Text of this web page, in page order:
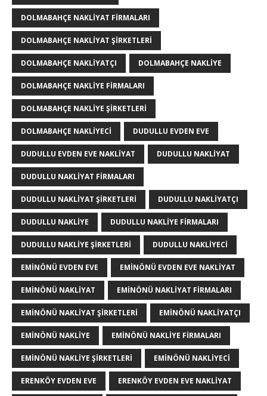
DOLMABAHÇE NAKLIYAT FIRMALARI
DOLMABAHÇE NAKLIYAT ŞIRKETLERI
DOLMABAHÇE NAKLIYATÇI DOLMABAHÇE NAKLIYE
DOLMABAHÇE NAKLIYE FIRMALARI
DOLMABAHÇE NAKLIYE ŞIRKETLERI
DOLMABAHÇE NAKLIYECI DUDULLU EVDEN EVE
DUDULLU EVDEN EVE NAKLIYAT DUDULLU NAKLIYAT
DUDULLU NAKLIYAT FIRMALARI
DUDULLU NAKLIYAT ŞIRKETLERI DUDULLU NAKLIYATÇI
DUDULLU NAKLIYE DUDULLU NAKLIYE FIRMALARI
DUDULLU NAKLIYE ŞIRKETLERI DUDULLU NAKLIYECI
EMINÖNÜ EVDEN EVE EMINÖNÜ EVDEN EVE NAKLIYAT
EMINÖNÜ NAKLIYAT EMINÖNÜ NAKLIYAT FIRMALARI
EMINÖNÜ NAKLIYAT ŞIRKETLERI EMINÖNÜ NAKLIYATÇI
EMINÖNÜ NAKLIYE EMINÖNÜ NAKLIYE FIRMALARI
EMINÖNÜ NAKLIYE ŞIRKETLERI EMINÖNÜ NAKLIYECI
ERENKÖY EVDEN EVE ERENKÖY EVDEN EVE NAKLIYAT